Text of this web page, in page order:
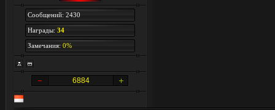
Сообщений: 2430
Награды: 34
Замечания: 0%
6884